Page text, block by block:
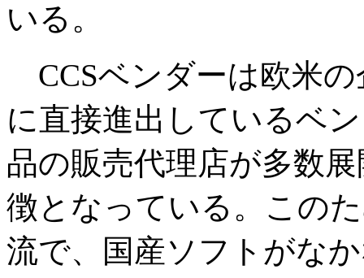
いる。
CCSベンダーは欧米
に直接進出しているベ
品の販売代理店が多数
徴となっている。この
流で、国産ソフトがな